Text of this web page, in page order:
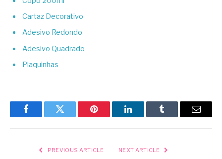
Cartaz Decorativo
Adesivo Redondo
Adesivo Quadrado
Plaquinhas
FacebookTwitter Pinterest LinkedInTumblr Email
PREVIOUS ARTICLE NEXT ARTICLE